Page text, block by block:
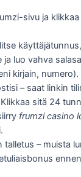
sivu ja
luo vahva
kirjain, numero).
– saat linkin
sitä 24
frumzi casino
talletus – muista